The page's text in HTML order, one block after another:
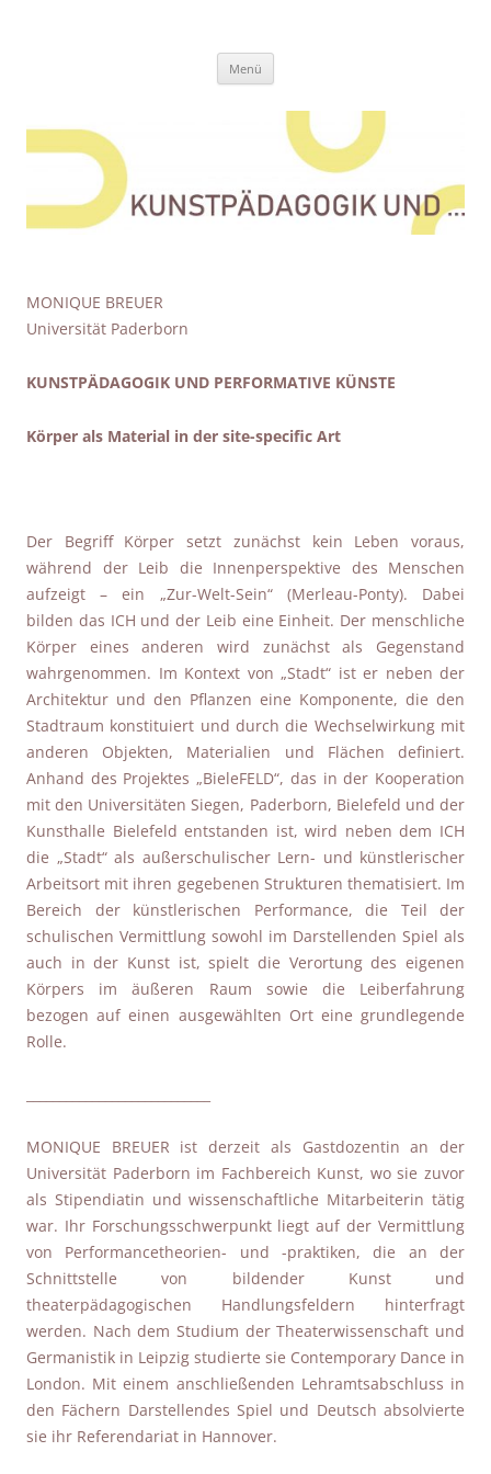
Menü
MONIQUE BREUER
Universität Paderborn
KUNSTPÄDAGOGIK UND PERFORMATIVE KÜNSTE
Körper als Material in der site-specific Art
Der Begriff Körper setzt zunächst kein Leben voraus,
während der Leib die Innenperspektive des Menschen
aufzeigt – ein „Zur-Welt-Sein“ (Merleau-Ponty). Dabei
bilden das ICH und der Leib eine Einheit. Der menschliche
Körper eines anderen wird zunächst als Gegenstand
wahrgenommen. Im Kontext von „Stadt“ ist er neben der
Architektur und den Pflanzen eine Komponente, die den
Stadtraum konstituiert und durch die Wechselwirkung mit
anderen Objekten, Materialien und Flächen definiert.
Anhand des Projektes „BieleFELD“, das in der Kooperation
mit den Universitäten Siegen, Paderborn, Bielefeld und der
Kunsthalle Bielefeld entstanden ist, wird neben dem ICH
die „Stadt“ als außerschulischer Lern- und künstlerischer
Arbeitsort mit ihren gegebenen Strukturen thematisiert. Im
Bereich der künstlerischen Performance, die Teil der
schulischen Vermittlung sowohl im Darstellenden Spiel als
auch in der Kunst ist, spielt die Verortung des eigenen
Körpers im äußeren Raum sowie die Leiberfahrung
bezogen auf einen ausgewählten Ort eine grundlegende
Rolle.
MONIQUE BREUER ist derzeit als Gastdozentin an der
Universität Paderborn im Fachbereich Kunst, wo sie zuvor
als Stipendiatin und wissenschaftliche Mitarbeiterin tätig
war. Ihr Forschungsschwerpunkt liegt auf der Vermittlung
von Performancetheorien- und -praktiken, die an der
Schnittstelle von bildender Kunst und
theaterpädagogischen Handlungsfeldern hinterfragt
werden. Nach dem Studium der Theaterwissenschaft und
Germanistik in Leipzig studierte sie Contemporary Dance in
London. Mit einem anschließenden Lehramtsabschluss in
den Fächern Darstellendes Spiel und Deutsch absolvierte
sie ihr Referendariat in Hannover.